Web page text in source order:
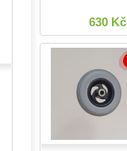
630 Kč